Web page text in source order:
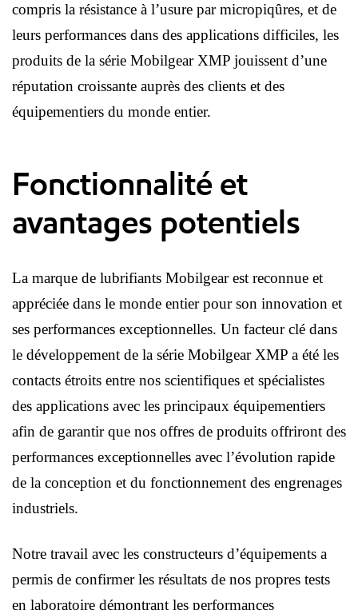
compris la résistance à l’usure par micropiqûres, et de
leurs performances dans des applications difficiles, les
produits de la série Mobilgear XMP jouissent d’une
réputation croissante auprès des clients et des
équipementiers du monde entier.
Fonctionnalité et
avantages potentiels
La marque de lubrifiants Mobilgear est reconnue et
appréciée dans le monde entier pour son innovation et
ses performances exceptionnelles. Un facteur clé dans
le développement de la série Mobilgear XMP a été les
contacts étroits entre nos scientifiques et spécialistes
des applications avec les principaux équipementiers
afin de garantir que nos offres de produits offriront des
performances exceptionnelles avec l’évolution rapide
de la conception et du fonctionnement des engrenages
industriels.
Notre travail avec les constructeurs d’équipements a
permis de confirmer les résultats de nos propres tests
en laboratoire démontrant les performances